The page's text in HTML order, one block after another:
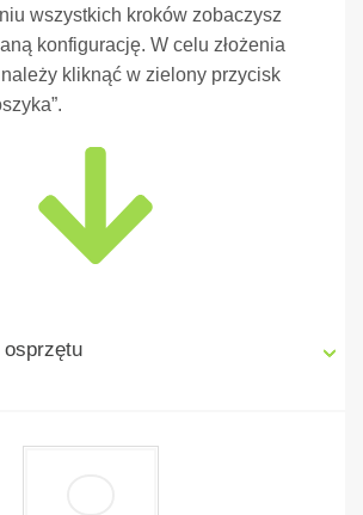
wszystkich kroków zobaczysz
konfigurację. W celu złożenia
kliknąć w zielony przycisk